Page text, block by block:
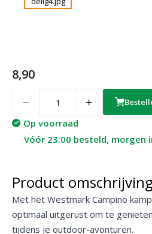
8,90
Op voorraad
Vóór 23:00 besteld, morgen
Product omschrijving
Met het Westmark Campino
optimaal uitgerust om te
tijdens je outdoor-avonturen.